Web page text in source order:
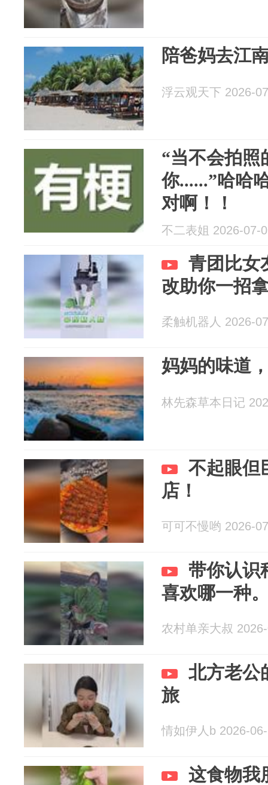
陪爸妈去江
浮云观天下 2026-
“当不会拍照
你......”哈哈
对啊！！
不二表姐 2026-07-
青团比女
改助你一招
柔触机器人 2026-
妈妈的味道
林先森草本日记
不起眼但
店！
可可不慢哟 2026-
带你认识
喜欢哪一种
农村单亲大叔
北方老公
旅
情如伊人b 2026-
这食物我